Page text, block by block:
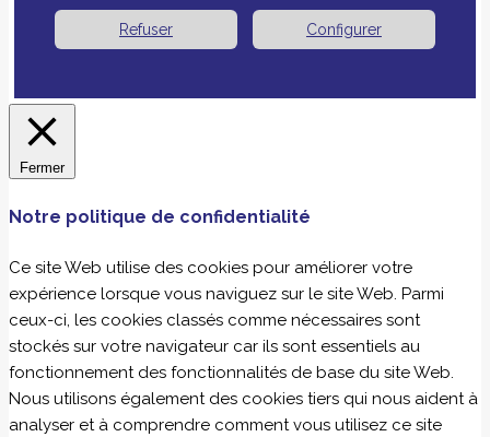
Refuser Configurer
Fermer
Notre politique de confidentialité
Ce site Web utilise des cookies pour améliorer votre
expérience lorsque vous naviguez sur le site Web. Parmi
ceux-ci, les cookies classés comme nécessaires sont
stockés sur votre navigateur car ils sont essentiels au
fonctionnement des fonctionnalités de base du site Web.
Nous utilisons également des cookies tiers qui nous aident à
analyser et à comprendre comment vous utilisez ce site